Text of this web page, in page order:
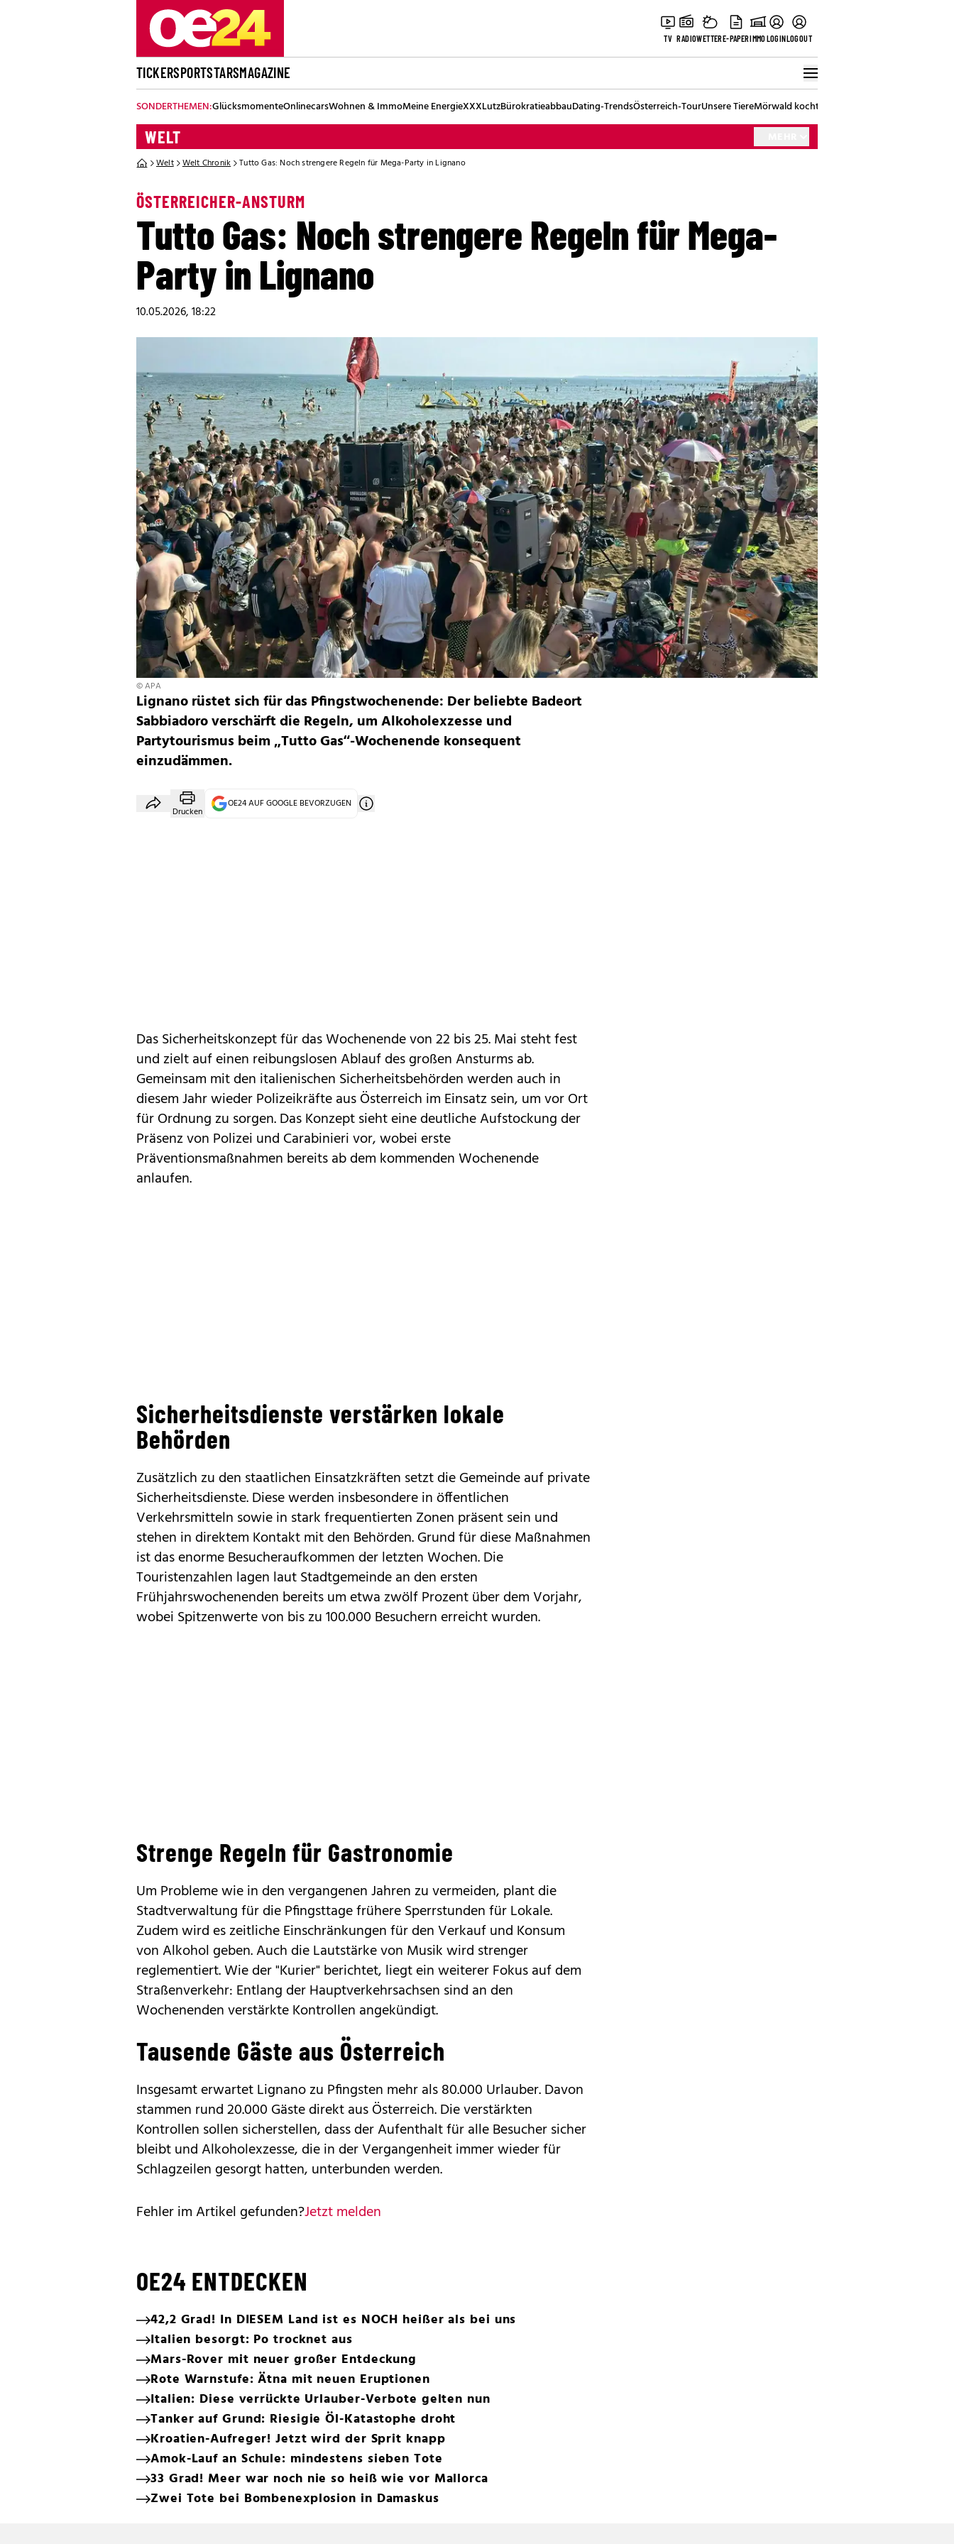
TV RADIOWETTERE-PAPERIMMOLOGINLOGOUT
TICKERSPORTSTARSMAGAZINE
SONDERTHEMEN:GlücksmomenteOnlinecarsWohnen & ImmoMeine EnergieXXXLutzBürokratieabbauDating-TrendsÖsterreich-TourUnsere TiereMörwald kocht
WELT
Welt Welt Chronik Tutto Gas: Noch strengere Regeln für Mega-Party in Lignano
ÖSTERREICHER-ANSTURM
Tutto Gas: Noch strengere Regeln für Mega-
Party in Lignano
10.05.2026, 18:22
© APA
Lignano rüstet sich für das Pfingstwochenende: Der beliebte Badeort
Sabbiadoro verschärft die Regeln, um Alkoholexzesse und
Partytourismus beim „Tutto Gas“-Wochenende konsequent
einzudämmen.
Drucken
OE24 AUF GOOGLE BEVORZUGEN
Das Sicherheitskonzept für das Wochenende von 22 bis 25. Mai steht fest
und zielt auf einen reibungslosen Ablauf des großen Ansturms ab.
Gemeinsam mit den italienischen Sicherheitsbehörden werden auch in
diesem Jahr wieder Polizeikräfte aus Österreich im Einsatz sein, um vor Ort
für Ordnung zu sorgen. Das Konzept sieht eine deutliche Aufstockung der
Präsenz von Polizei und Carabinieri vor, wobei erste
Präventionsmaßnahmen bereits ab dem kommenden Wochenende
anlaufen.
Sicherheitsdienste verstärken lokale
Behörden
Zusätzlich zu den staatlichen Einsatzkräften setzt die Gemeinde auf private
Sicherheitsdienste. Diese werden insbesondere in öffentlichen
Verkehrsmitteln sowie in stark frequentierten Zonen präsent sein und
stehen in direktem Kontakt mit den Behörden. Grund für diese Maßnahmen
ist das enorme Besucheraufkommen der letzten Wochen. Die
Touristenzahlen lagen laut Stadtgemeinde an den ersten
Frühjahrswochenenden bereits um etwa zwölf Prozent über dem Vorjahr,
wobei Spitzenwerte von bis zu 100.000 Besuchern erreicht wurden.
Strenge Regeln für Gastronomie
Um Probleme wie in den vergangenen Jahren zu vermeiden, plant die
Stadtverwaltung für die Pfingsttage frühere Sperrstunden für Lokale.
Zudem wird es zeitliche Einschränkungen für den Verkauf und Konsum
von Alkohol geben. Auch die Lautstärke von Musik wird strenger
reglementiert. Wie der "Kurier" berichtet, liegt ein weiterer Fokus auf dem
Straßenverkehr: Entlang der Hauptverkehrsachsen sind an den
Wochenenden verstärkte Kontrollen angekündigt.
Tausende Gäste aus Österreich
Insgesamt erwartet Lignano zu Pfingsten mehr als 80.000 Urlauber. Davon
stammen rund 20.000 Gäste direkt aus Österreich. Die verstärkten
Kontrollen sollen sicherstellen, dass der Aufenthalt für alle Besucher sicher
bleibt und Alkoholexzesse, die in der Vergangenheit immer wieder für
Schlagzeilen gesorgt hatten, unterbunden werden.
Fehler im Artikel gefunden?Jetzt melden
OE24 ENTDECKEN
42,2 Grad! In DIESEM Land ist es NOCH heißer als bei uns
Italien besorgt: Po trocknet aus
Mars-Rover mit neuer großer Entdeckung
Rote Warnstufe: Ätna mit neuen Eruptionen
Italien: Diese verrückte Urlauber-Verbote gelten nun
Tanker auf Grund: Riesigie Öl-Katastophe droht
Kroatien-Aufreger! Jetzt wird der Sprit knapp
Amok-Lauf an Schule: mindestens sieben Tote
33 Grad! Meer war noch nie so heiß wie vor Mallorca
Zwei Tote bei Bombenexplosion in Damaskus